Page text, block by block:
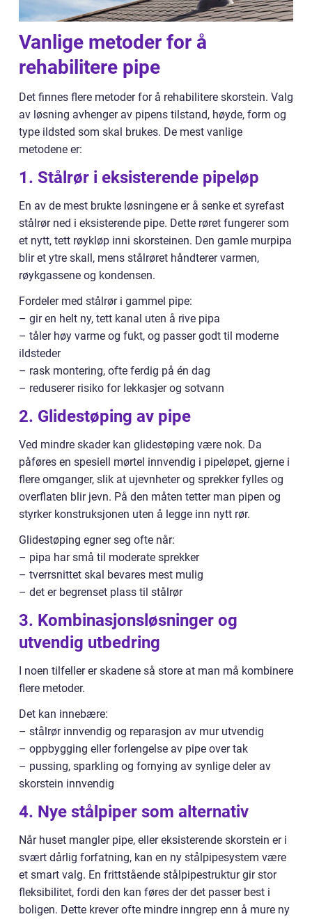
Vanlige metoder for å
rehabilitere pipe
Det finnes flere metoder for å rehabilitere skorstein. Valg
av løsning avhenger av pipens tilstand, høyde, form og
type ildsted som skal brukes. De mest vanlige
metodene er:
1. Stålrør i eksisterende pipeløp
En av de mest brukte løsningene er å senke et syrefast
stålrør ned i eksisterende pipe. Dette røret fungerer som
et nytt, tett røykløp inni skorsteinen. Den gamle murpipa
blir et ytre skall, mens stålrøret håndterer varmen,
røykgassene og kondensen.
Fordeler med stålrør i gammel pipe:
– gir en helt ny, tett kanal uten å rive pipa
– tåler høy varme og fukt, og passer godt til moderne
ildsteder
– rask montering, ofte ferdig på én dag
– reduserer risiko for lekkasjer og sotvann
2. Glidestøping av pipe
Ved mindre skader kan glidestøping være nok. Da
påføres en spesiell mørtel innvendig i pipeløpet, gjerne i
flere omganger, slik at ujevnheter og sprekker fylles og
overflaten blir jevn. På den måten tetter man pipen og
styrker konstruksjonen uten å legge inn nytt rør.
Glidestøping egner seg ofte når:
– pipa har små til moderate sprekker
– tverrsnittet skal bevares mest mulig
– det er begrenset plass til stålrør
3. Kombinasjonsløsninger og
utvendig utbedring
I noen tilfeller er skadene så store at man må kombinere
flere metoder.
Det kan innebære:
– stålrør innvendig og reparasjon av mur utvendig
– oppbygging eller forlengelse av pipe over tak
– pussing, sparkling og fornying av synlige deler av
skorstein innvendig
4. Nye stålpiper som alternativ
Når huset mangler pipe, eller eksisterende skorstein er i
svært dårlig forfatning, kan en ny stålpipesystem være
et smart valg. En frittstående stålpipestruktur gir stor
fleksibilitet, fordi den kan føres der det passer best i
boligen. Dette krever ofte mindre inngrep enn å mure ny